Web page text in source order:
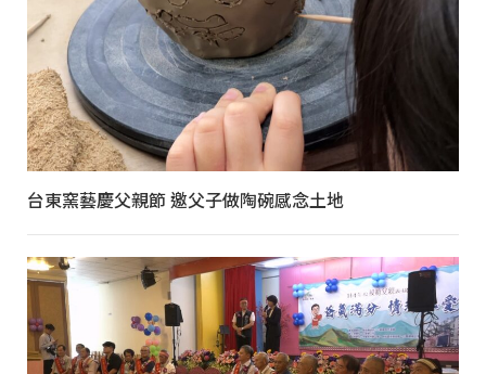
台東窯藝慶父親節 邀父子做陶碗感念土地